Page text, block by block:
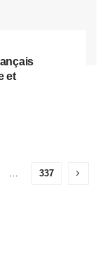
et
… 337